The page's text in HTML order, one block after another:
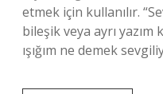
etmek için kullanılır.
bileşik veya ayrı yazım
ışığım ne demek